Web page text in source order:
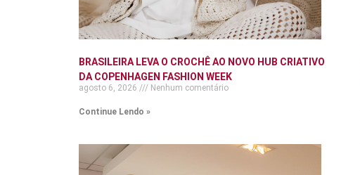
BRASILEIRA LEVA O CROCHÊ AO NOVO HUB CRIATIVO
DA COPENHAGEN FASHION WEEK
agosto 6, 2026 Nenhum comentário
Continue Lendo »